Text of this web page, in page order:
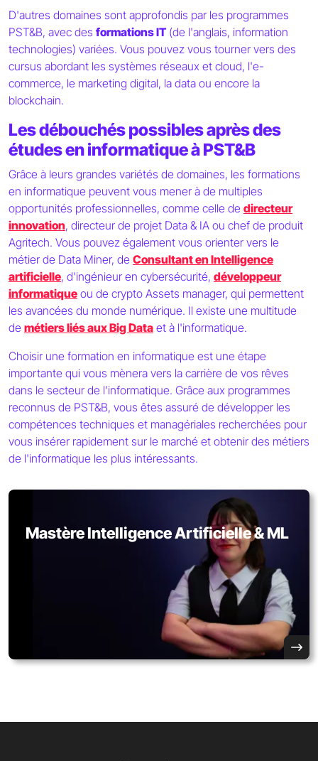
D'autres domaines sont approfondis par les programmes
PST&B, avec des formations IT(de l'anglais, information
technologies) variées. Vous pouvez vous tourner vers des
cursus abordant les systèmes réseaux et cloud, l'e-
commerce, le marketing digital, la data ou encore la
blockchain.
Les débouchés possibles après des
études en informatique à PST&B
Grâce à leurs grandes variétés de domaines, les formations
en informatique peuvent vous mener à de multiples
opportunités professionnelles, comme celle de directeur
innovation, directeur de projet Data & IA ou chef de produit
Agritech. Vous pouvez également vous orienter vers le
métier de Data Miner, de Consultant en Intelligence
artificielle, d'ingénieur en cybersécurité, développeur
informatique ou de crypto Assets manager, qui permettent
les avancées du monde numérique. Il existe une multitude
de métiers liés aux Big Data et à l'informatique.
Choisir une formation en informatique est une étape
importante qui vous mènera vers la carrière de vos rêves
dans le secteur de l'informatique. Grâce aux programmes
reconnus de PST&B, vous êtes assuré de développer les
compétences techniques et managériales recherchées pour
vous insérer rapidement sur le marché et obtenir des métiers
de l'informatique les plus intéressants.
Mastère Intelligence Artificielle & ML